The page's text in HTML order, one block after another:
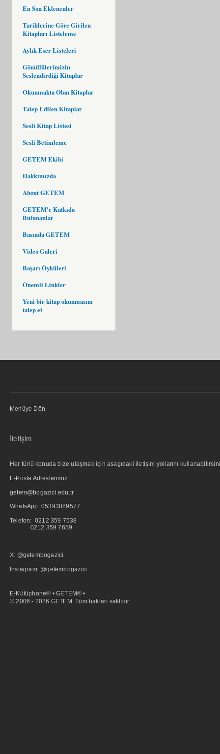
En Son Eklenenler
Tarihlerine Göre Girilen
Kitapları Listeleme
Aylık Eser Listeleri
Gönüllülerimizin
Seslendirdiği Kitaplar
Okunmakta Olan Kitaplar
Talep Edilen Kitaplar
Sesli Kitap Listesi
Sesli Betimleme
GETEM Ekibi
Hakkımızda
About GETEM
GETEM'e Katkıda
Bulunanlar
Basında GETEM
Video Galeri
Başarı Öyküleri
Önemli Linkler
Yeni bir kitap okunmasını
talep et
Menüye Dön
İletişim
Her türlü konuda bize ulaşmak için asagıdaki iletişim yollarını
E-Posta Adreslerimiz:
getem@bogazici.edu.tr
WhatsApp: 05393089577
Telefon: 0212 359 7538
0212 359 7659
X: @getembogazici
İnstagram: @getembogazici
E-Kütüphane® • GETEM® •
© 2006 - 2026 GETEM. Tüm hakları saklıdır.